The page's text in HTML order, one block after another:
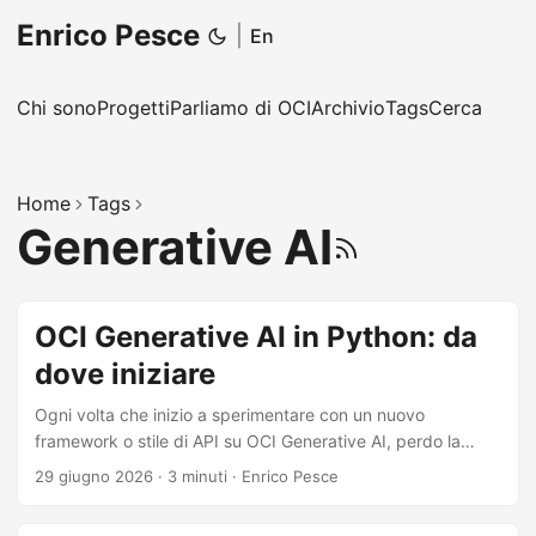
Enrico Pesce En
Chi sonoProgettiParliamo di OCIArchivioTagsCerca
Home Tags
Generative AI RSS
OCI Generative AI in Python: da
dove iniziare
Ogni volta che inizio a sperimentare con un nuovo
framework o stile di API su OCI Generative AI, perdo la
stessa ora a ricostruire lo stesso boilerplate: credenziali
29 giugno 2026 · 3 minuti · Enrico Pesce